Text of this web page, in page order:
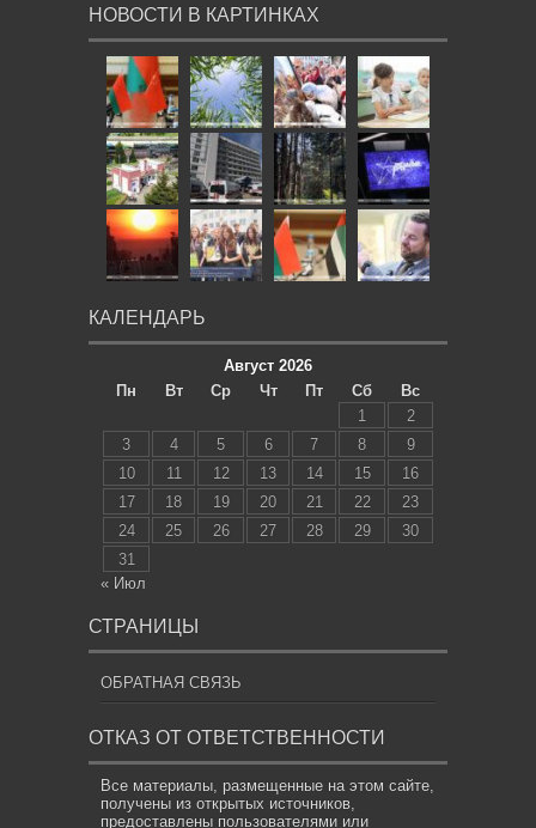
НОВОСТИ В КАРТИНКАХ
КАЛЕНДАРЬ
Август 2026
Пн
Вт Ср Чт Пт Сб
Вс
1
2
3
4 5 6 7 8
9
10
11 12 13 14 15
16
17
18 19 20 21 22
23
24
25 26 27 28 29
30
31
« Июл
СТРАНИЦЫ
ОБРАТНАЯ СВЯЗЬ
ОТКАЗ ОТ ОТВЕТСТВЕННОСТИ
Все материалы, размещенные на этом сайте,
получены из открытых источников,
предоставлены пользователями или